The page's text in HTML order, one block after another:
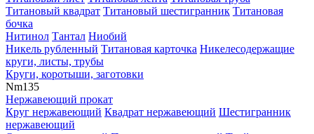
Титановый квадрат Титановый шестигранник Титановая
бочка
Нитинол Тантал Ниобий
Никель рубленный Титановая карточка Никелесодержащие
круги, листы, трубы
Круги, коротыши, заготовки
Nm135
Нержавеющий прокат
Круг нержавеющий Квадрат нержавеющий Шестигранник
нержавеющий